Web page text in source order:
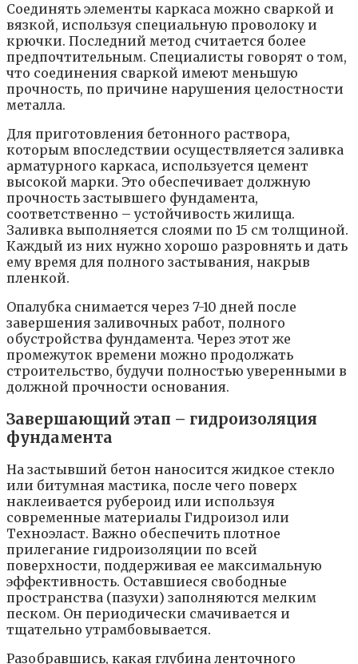
Соединять элементы каркаса можно сваркой и
вязкой, используя специальную проволоку и
крючки. Последний метод считается более
предпочтительным. Специалисты говорят о том,
что соединения сваркой имеют меньшую
прочность, по причине нарушения целостности
металла.
Для приготовления бетонного раствора,
которым впоследствии осуществляется заливка
арматурного каркаса, используется цемент
высокой марки. Это обеспечивает должную
прочность застывшего фундамента,
соответственно – устойчивость жилища.
Заливка выполняется слоями по 15 см толщиной.
Каждый из них нужно хорошо разровнять и дать
ему время для полного застывания, накрыв
пленкой.
Опалубка снимается через 7-10 дней после
завершения заливочных работ, полного
обустройства фундамента. Через этот же
промежуток времени можно продолжать
строительство, будучи полностью уверенными в
должной прочности основания.
Завершающий этап – гидроизоляция
фундамента
На застывший бетон наносится жидкое стекло
или битумная мастика, после чего поверх
наклеивается рубероид или используя
современные материалы Гидроизол или
Техноэласт. Важно обеспечить плотное
прилегание гидроизоляции по всей
поверхности, поддерживая ее максимальную
эффективность. Оставшиеся свободные
пространства (пазухи) заполняются мелким
песком. Он периодически смачивается и
тщательно утрамбовывается.
Разобравшись, какая глубина ленточного